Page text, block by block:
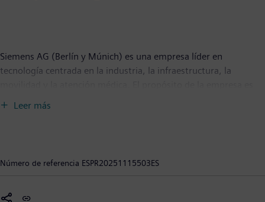
Siemens AG (Berlín y Múnich) es una empresa líder en
tecnología centrada en la industria, la infraestructura, la
Siemens también posee una participación mayoritaria en la
proveedor líder mundial de tecnología médica pionero en
Leer más
Número de referencia ESPR20251115503ES